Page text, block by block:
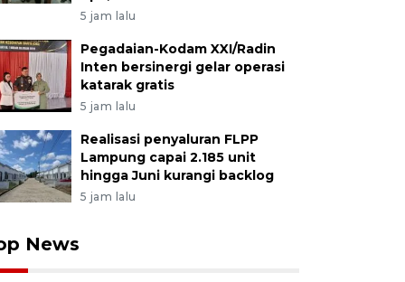
5 jam lalu
Pegadaian-Kodam XXI/Radin
Inten bersinergi gelar operasi
katarak gratis
5 jam lalu
Realisasi penyaluran FLPP
Lampung capai 2.185 unit
hingga Juni kurangi backlog
5 jam lalu
News